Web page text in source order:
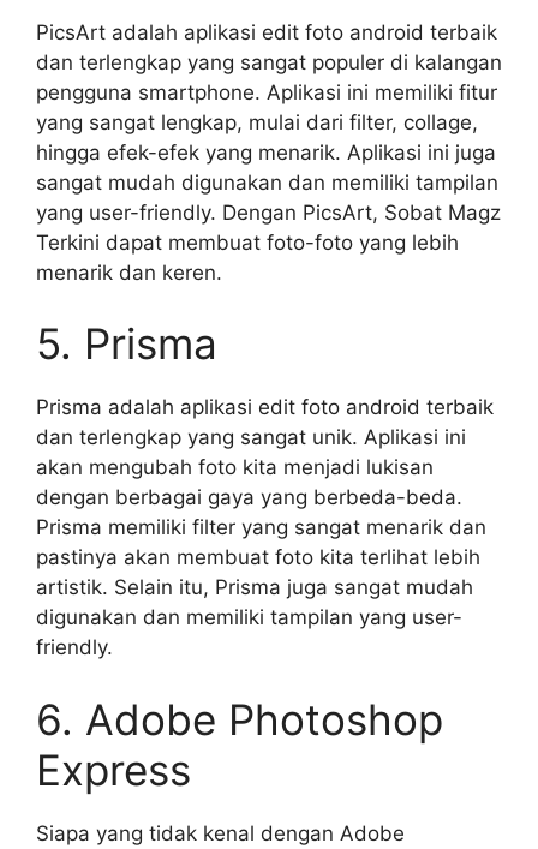
PicsArt adalah aplikasi edit foto android terbaik
dan terlengkap yang sangat populer di kalangan
pengguna smartphone. Aplikasi ini memiliki fitur
yang sangat lengkap, mulai dari filter, collage,
hingga efek-efek yang menarik. Aplikasi ini juga
sangat mudah digunakan dan memiliki tampilan
yang user-friendly. Dengan PicsArt, Sobat Magz
Terkini dapat membuat foto-foto yang lebih
menarik dan keren.
5. Prisma
Prisma adalah aplikasi edit foto android terbaik
dan terlengkap yang sangat unik. Aplikasi ini
akan mengubah foto kita menjadi lukisan
dengan berbagai gaya yang berbeda-beda.
Prisma memiliki filter yang sangat menarik dan
pastinya akan membuat foto kita terlihat lebih
artistik. Selain itu, Prisma juga sangat mudah
digunakan dan memiliki tampilan yang user-
friendly.
6. Adobe Photoshop
Express
Siapa yang tidak kenal dengan Adobe